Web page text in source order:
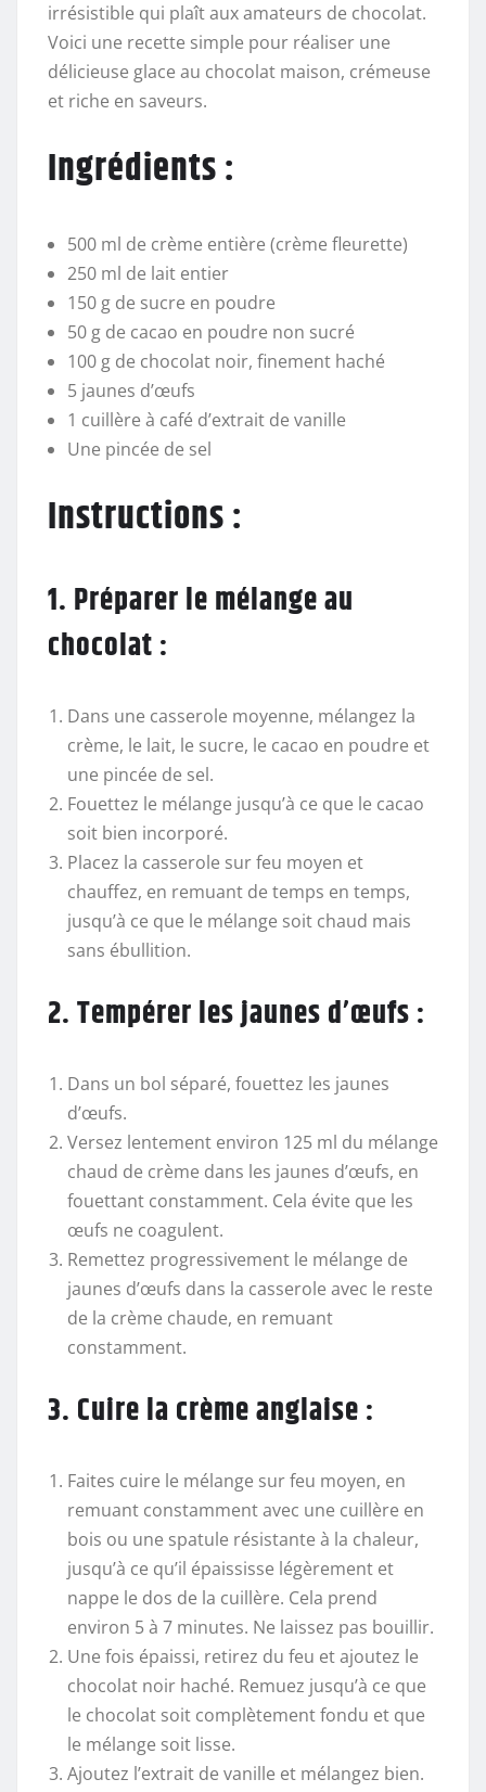
irrésistible qui plaît aux amateurs de chocolat.
Voici une recette simple pour réaliser une
délicieuse glace au chocolat maison, crémeuse
et riche en saveurs.
Ingrédients :
500 ml de crème entière (crème fleurette)
250 ml de lait entier
150 g de sucre en poudre
50 g de cacao en poudre non sucré
100 g de chocolat noir, finement haché
5 jaunes d’œufs
1 cuillère à café d’extrait de vanille
Une pincée de sel
Instructions :
1. Préparer le mélange au
chocolat :
Dans une casserole moyenne, mélangez la
crème, le lait, le sucre, le cacao en poudre et
une pincée de sel.
Fouettez le mélange jusqu’à ce que le cacao
soit bien incorporé.
Placez la casserole sur feu moyen et
chauffez, en remuant de temps en temps,
jusqu’à ce que le mélange soit chaud mais
sans ébullition.
2. Tempérer les jaunes d’œufs :
Dans un bol séparé, fouettez les jaunes
d’œufs.
Versez lentement environ 125 ml du mélange
chaud de crème dans les jaunes d’œufs, en
fouettant constamment. Cela évite que les
œufs ne coagulent.
Remettez progressivement le mélange de
jaunes d’œufs dans la casserole avec le reste
de la crème chaude, en remuant
constamment.
3. Cuire la crème anglaise :
Faites cuire le mélange sur feu moyen, en
remuant constamment avec une cuillère en
bois ou une spatule résistante à la chaleur,
jusqu’à ce qu’il épaississe légèrement et
nappe le dos de la cuillère. Cela prend
environ 5 à 7 minutes. Ne laissez pas bouillir.
Une fois épaissi, retirez du feu et ajoutez le
chocolat noir haché. Remuez jusqu’à ce que
le chocolat soit complètement fondu et que
le mélange soit lisse.
Ajoutez l’extrait de vanille et mélangez bien.